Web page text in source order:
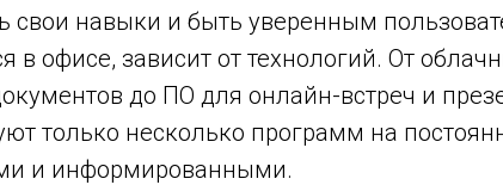
свои навыки и быть уверенным
в офисе, зависит от технологий. От
до ПО для онлайн-встреч и
только несколько программ на
и информированными.